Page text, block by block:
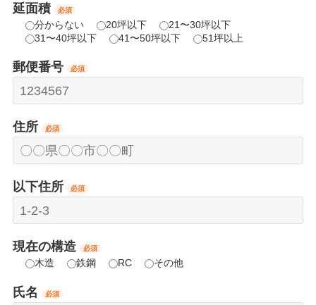
延面積 必須
分からない 20坪以下
21〜30坪以下
31〜40坪以下
41〜50坪以下 51坪以上
郵便番号 必須
住所 必須
以下住所 必須
現在の構造 必須
木造 鉄鋼 RC その他
氏名 必須